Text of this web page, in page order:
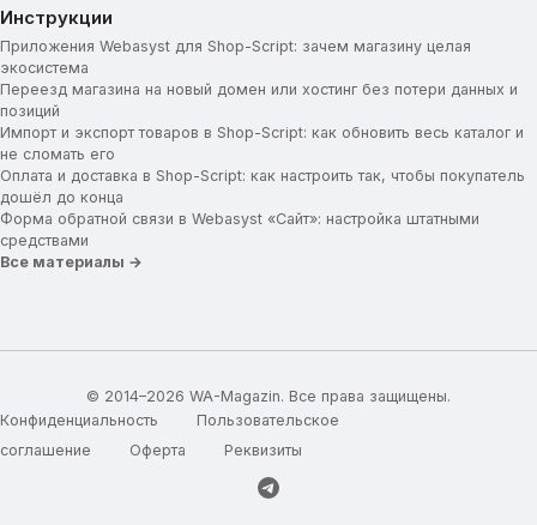
Иконка/картинка для промо-блока
Заголовок для промо-блока
Текст для промо-блока
Ссылка для промо-блока
Категории товаров
Картинки для категорий
Отображение подкатегорий
Ограничение высоты описания
Вид постраничной навигации
Мини-карточка товара
Карточка товара
Инструкции
Приложения Webasyst для Shop-Script: зачем магазину целая
экосистема
Переезд магазина на новый домен или хостинг без потери данных и
позиций
Импорт и экспорт товаров в Shop-Script: как обновить весь каталог и
не сломать его
Оплата и доставка в Shop-Script: как настроить так, чтобы покупатель
дошёл до конца
Форма обратной связи в Webasyst «Сайт»: настройка штатными
средствами
Все материалы →
© 2014–2026 WA-Magazin. Все права защищены.
Конфиденциальность
Пользовательское
соглашение
Оферта Реквизиты